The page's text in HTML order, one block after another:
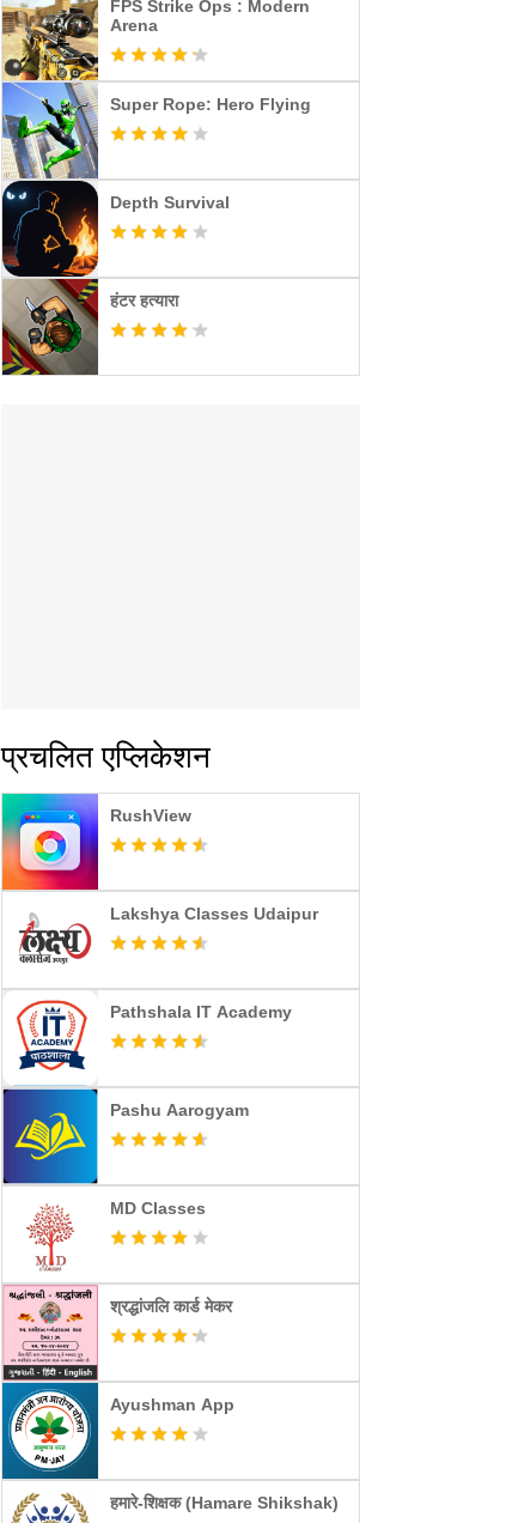
FPS Strike Ops : Modern
Arena
Super Rope: Hero Flying
Depth Survival
हंटर हत्यारा
प्रचलित एप्लिकेशन
RushView
Lakshya Classes Udaipur
Pathshala IT Academy
Pashu Aarogyam
MD Classes
श्रद्धांजलि कार्ड मेकर
Ayushman App
हमारे-शिक्षक (Hamare Shikshak)